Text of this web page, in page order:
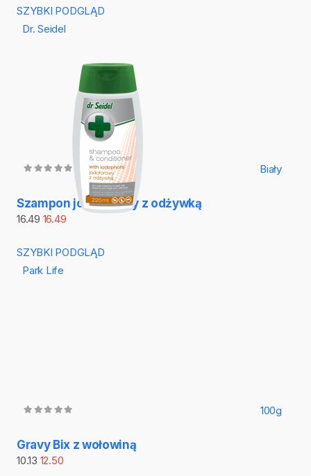
SZYBKI PODGLĄD
Dr. Seidel
Biały
Szampon jodoforowy z odżywką
16.49 16.49
SZYBKI PODGLĄD
Park Life
100g
Gravy Bix z wołowiną
10.13 12.50